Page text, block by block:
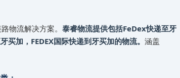
物流解决方案。 泰睿物流提供包括FeDex快递至‌‌‌牙
加，FEDEX国际快递到‌‌‌牙买加的物流。 涵盖